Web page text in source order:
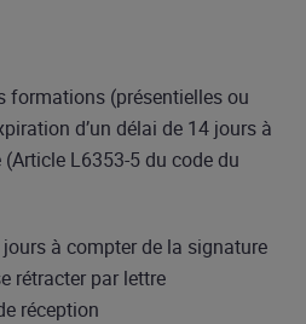
formations (présentielles ou
d’un délai de 14 jours à
L6353-5 du code du
à compter de la signature
rétracter par lettre
réception